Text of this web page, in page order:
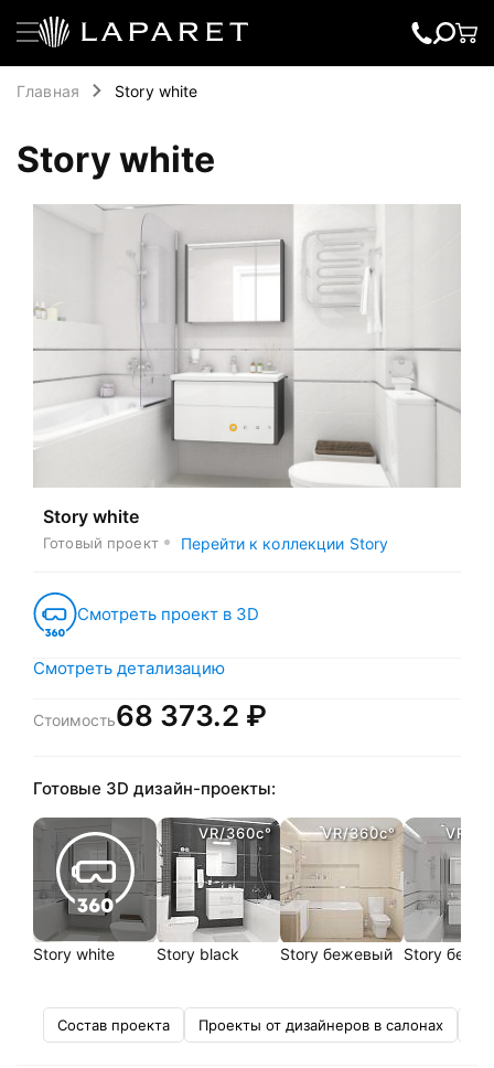
Главная Story white
Story white
Story white
Готовый проект Перейти к коллекции Story
Стоимость68 373.2 ₽
Смотреть детализацию
Смотреть проект в 3D
Готовые 3D дизайн-проекты:
Story white
VR/360c°
Story black
VR/360c°
Story бежевый
VR/
Story белый
Состав проекта Проекты от дизайнеров в салонах